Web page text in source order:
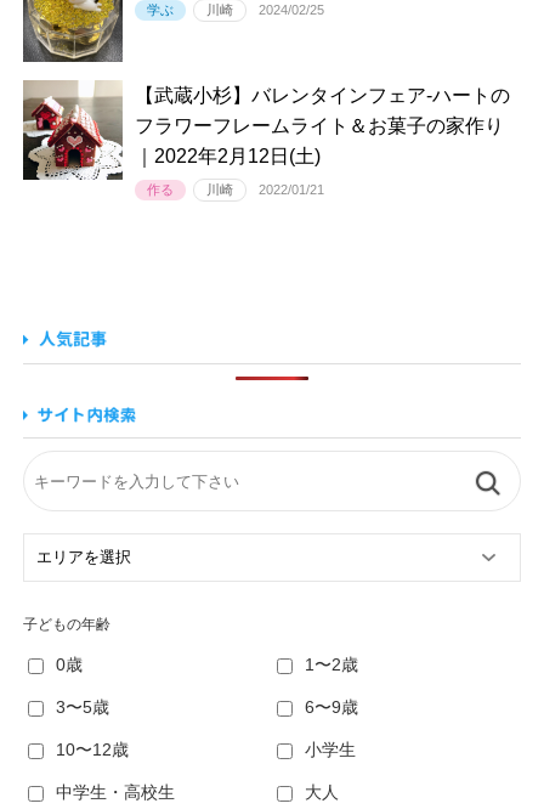
学ぶ 川崎 2024/02/25
【武蔵小杉】バレンタインフェア-ハートの
フラワーフレームライト＆お菓子の家作り
｜2022年2月12日(土)
作る 川崎 2022/01/21
子どもの年齢
0歳 1〜2歳
3〜5歳 6〜9歳
10〜12歳 小学生
中学生・高校生 大人